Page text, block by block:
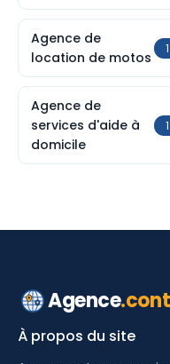
Agence de
location de motos
1
Agence de
services d'aide à
domicile
1
Agence
À propos du site